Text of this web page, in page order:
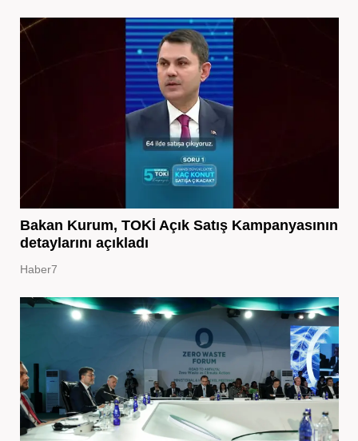
Bakan Kurum, TOKİ Açık Satış Kampanyasının
detaylarını açıkladı
Haber7